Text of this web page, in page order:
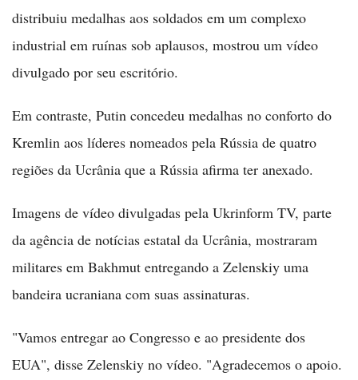
distribuiu medalhas aos soldados em um complexo
industrial em ruínas sob aplausos, mostrou um vídeo
divulgado por seu escritório.
Em contraste, Putin concedeu medalhas no conforto do
Kremlin aos líderes nomeados pela Rússia de quatro
regiões da Ucrânia que a Rússia afirma ter anexado.
Imagens de vídeo divulgadas pela Ukrinform TV, parte
da agência de notícias estatal da Ucrânia, mostraram
militares em Bakhmut entregando a Zelenskiy uma
bandeira ucraniana com suas assinaturas.
"Vamos entregar ao Congresso e ao presidente dos
EUA", disse Zelenskiy no vídeo. "Agradecemos o apoio.